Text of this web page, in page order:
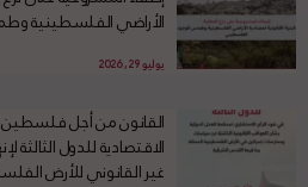
الأراضي الفلسطينية
يوليو 29, 2026
القانون من أجل فلسطين
الاقتصادية للدول الثالثة
غير القانوني للأرض